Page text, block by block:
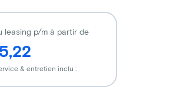
leasing p/m à partir de
& entretien inclu :